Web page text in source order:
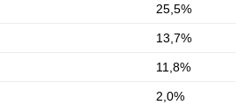
25,5%
13,7%
11,8%
2,0%